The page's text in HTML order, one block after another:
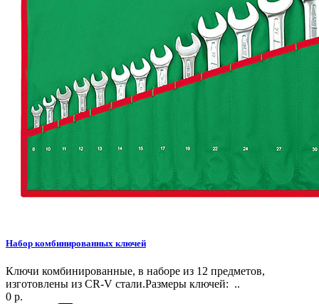
Набор комбинированных ключей
Ключи комбинированные, в наборе из 12 предметов,
изготовлены из CR-V стали.Размеры ключей: ..
0 р.